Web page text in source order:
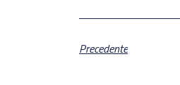
Precedente